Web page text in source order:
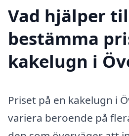
Vad hjälper
bestämma
kakelugn i
Priset på en kakelugn i
variera beroende på